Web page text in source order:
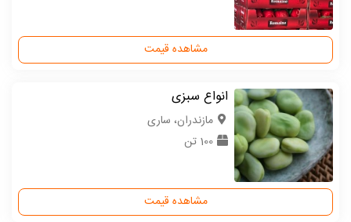
مشاهده قیمت
انواع سبزی
مازندران، ساری
100 تن
مشاهده قیمت